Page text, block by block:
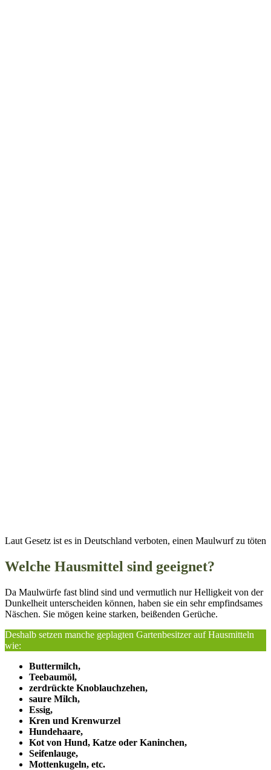
Laut Gesetz ist es in Deutschland verboten, einen Maulwurf zu töten
Welche Hausmittel sind geeignet?
Da Maulwürfe fast blind sind und vermutlich nur Helligkeit von der
Dunkelheit unterscheiden können, haben sie ein sehr empfindsames
Näschen. Sie mögen keine starken, beißenden Gerüche.
Deshalb setzen manche geplagten Gartenbesitzer auf Hausmitteln
wie:
Buttermilch,
Teebaumöl,
zerdrückte Knoblauchzehen,
saure Milch,
Essig,
Kren und Krenwurzel
Hundehaare,
Kot von Hund, Katze oder Kaninchen,
Seifenlauge,
Mottenkugeln, etc.